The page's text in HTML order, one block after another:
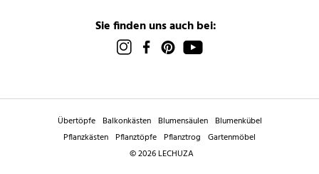
Sie finden uns auch bei:
Übertöpfe Balkonkästen Blumensäulen Blumenkübel
Pflanzkästen Pflanztöpfe Pflanztrog Gartenmöbel
© 2026 LECHUZA